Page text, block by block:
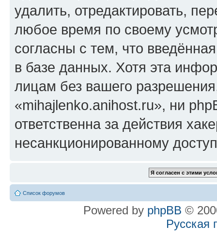
удалить, отредактировать,
любое время по своему
согласны с тем, что
в базе данных. Хотя эта
лицам без вашего
«mihajlenko.anihost.ru», ни
ответственна за действия
несанкционированному
Список форумов
Powered by phpBB ©
Русская